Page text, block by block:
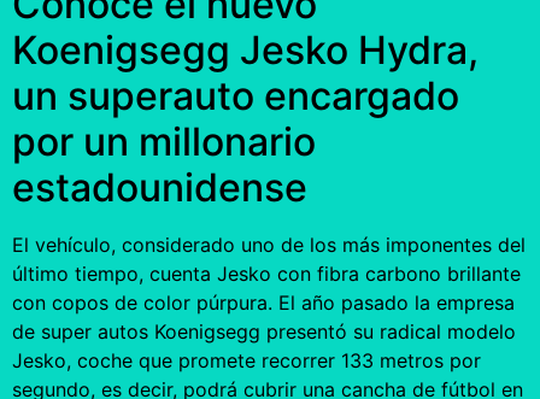
Koenigsegg Jesko Hydra,
un superauto encargado
por un millonario
estadounidense
El vehículo, considerado uno de los más imponentes del
último tiempo, cuenta Jesko con fibra carbono brillante
con copos de color púrpura. El año pasado la empresa
de super autos Koenigsegg presentó su radical modelo
Jesko, coche que promete recorrer 133 metros por
segundo, es decir, podrá cubrir una cancha de fútbol en